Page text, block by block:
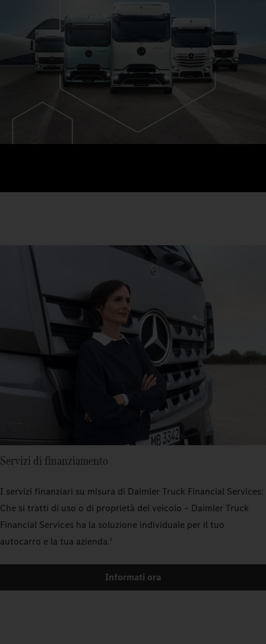
Servizi di finanziamento
I servizi finanziari su misura di Daimler Truck Financial Services:
Che si tratti di uso o di proprietà del veicolo – Daimler Truck
Financial Services ha la soluzione individuale per il tuo
autocarro e la tua azienda.1
Informati ora